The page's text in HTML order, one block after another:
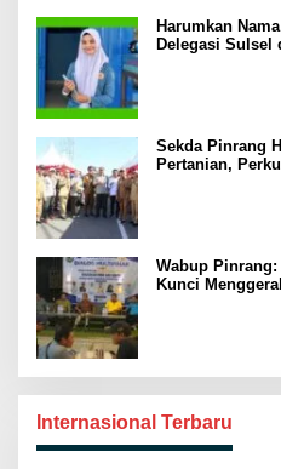
Harumkan
Delegasi Sulsel
Sekda Pinrang
Pertanian,
Wabup
Kunci
Internasional Terbaru